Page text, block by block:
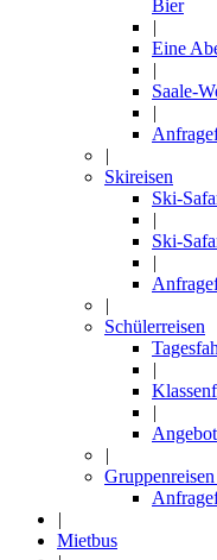
Bier
|
Eine
|
Saale-
|
|
Skireisen
Ski-
|
Ski-
|
|
Schülerreisen
|
|
|
|
Mietbus